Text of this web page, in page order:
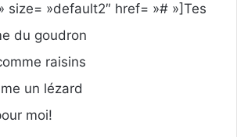
size= »default2″ href= »# »]Tes
du goudron
raisins
un lézard
moi!